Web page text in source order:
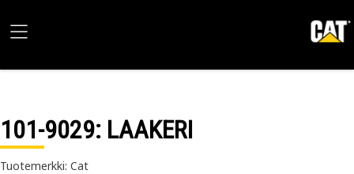
101-9029: LAAKERI
Tuotemerkki: Cat